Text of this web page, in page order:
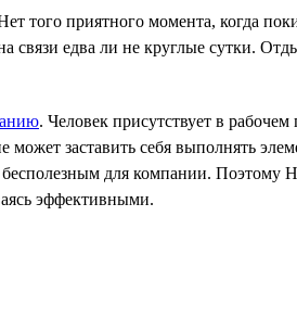
того приятного момента, когда
едва ли не круглые сутки.
. Человек присутствует в
заставить себя выполнять
бесполезным для компании.
эффективными.